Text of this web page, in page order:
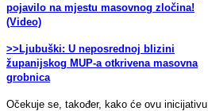
pojavilo na mjestu masovnog zločina!
(Video)
>>Ljubuški: U neposrednoj blizini
županijskog MUP-a otkrivena masovna
grobnica
Očekuje se, također, kako će ovu inicijativu